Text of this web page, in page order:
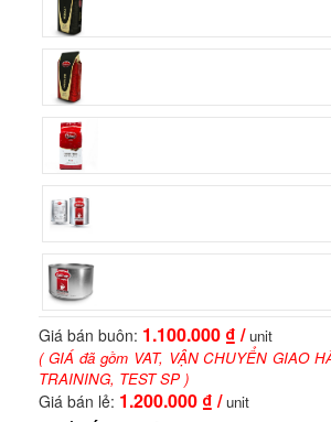
Giá bán buôn: 1.100.000 ₫ / unit
( GIÁ đã gồm VAT, VẬN CHUYỂN GIAO
TRAINING, TEST SP )
Giá bán lẻ: 1.200.000 ₫ /unit